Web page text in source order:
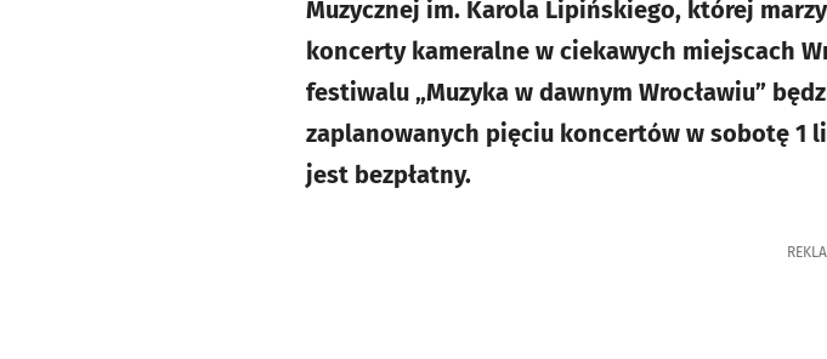
Muzycznej im. Karola Lipińskiego, której
koncerty kameralne w ciekawych miejscach
festiwalu „Muzyka w dawnym Wrocławiu”
zaplanowanych pięciu koncertów w sobotę 1
jest bezpłatny.